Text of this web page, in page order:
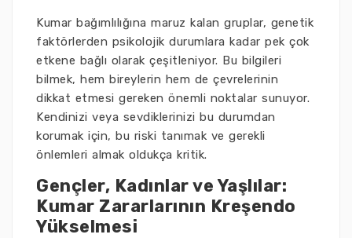
Kumar bağımlılığına maruz kalan gruplar, genetik
faktörlerden psikolojik durumlara kadar pek çok
etkene bağlı olarak çeşitleniyor. Bu bilgileri
bilmek, hem bireylerin hem de çevrelerinin
dikkat etmesi gereken önemli noktalar sunuyor.
Kendinizi veya sevdiklerinizi bu durumdan
korumak için, bu riski tanımak ve gerekli
önlemleri almak oldukça kritik.
Gençler, Kadınlar ve Yaşlılar:
Kumar Zararlarının Kreşendo
Yükselmesi